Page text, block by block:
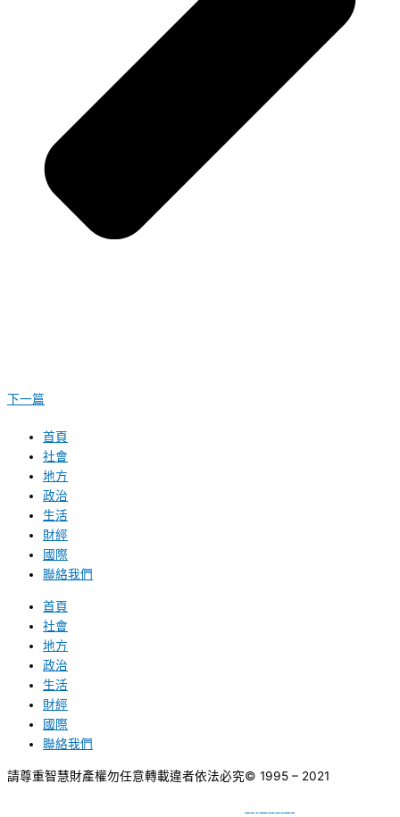
下一篇
首頁
社會
地方
政治
生活
財經
國際
聯絡我們
首頁
社會
地方
政治
生活
財經
國際
聯絡我們
請尊重智慧財產權勿任意轉載違者依法必究© 1995 – 2021